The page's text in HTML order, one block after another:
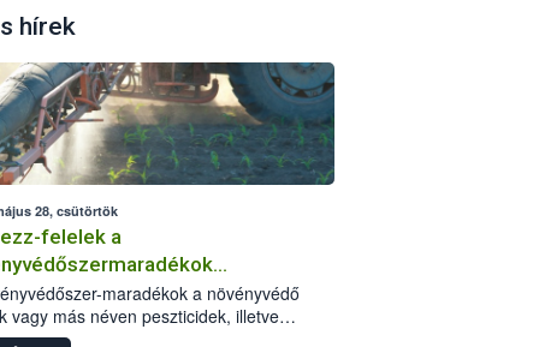
hírek
28, csütörtök
felelek a
kockázatáról
maradékok a növényvédő
vagy más néven peszticidek, illetve
kis mennyiségei, melyek a